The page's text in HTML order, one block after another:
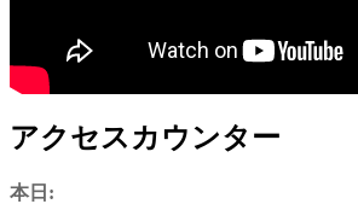
アクセスカウンター
本日: